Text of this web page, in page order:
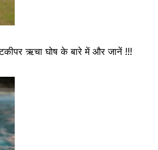
ऋचा घोष के बारे में और जानें !!!